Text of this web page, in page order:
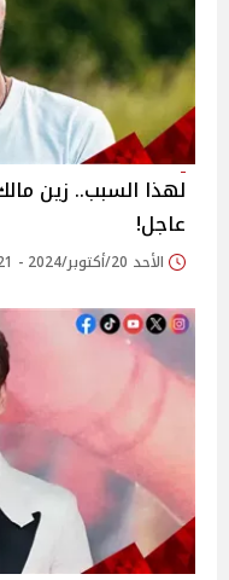
لهذا السبب.. زين
عاجل!
الأحد 20/أكتوبر/2024 - 02:21 م